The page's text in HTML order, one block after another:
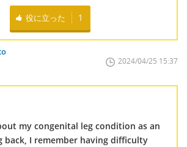
役に立った 1
2024/04/25 15:37
my congenital leg condition as an
back, I remember having difficulty